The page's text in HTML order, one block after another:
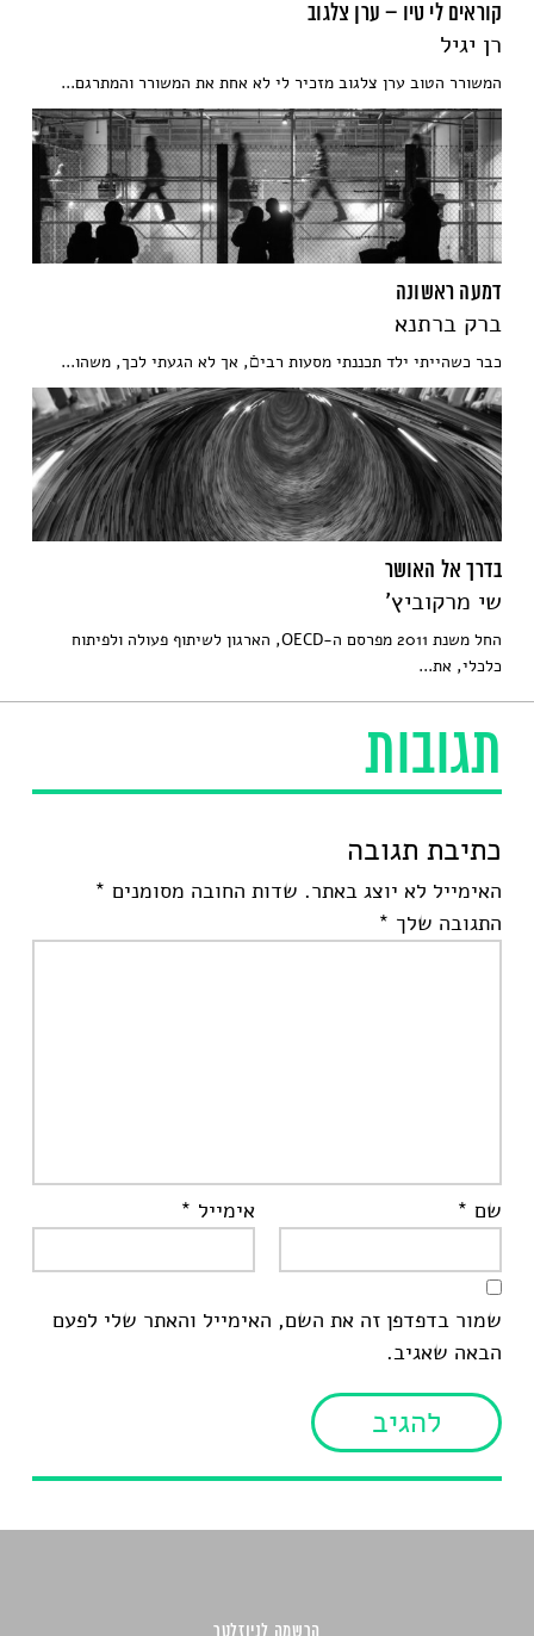
תגובות
כתיבת תגובה
האימייל לא יוצג באתר. שדות החובה מסומנים *
התגובה שלך *
שם * אימייל *
שמור בדפדפן זה את השם, האימייל והאתר שלי לפעם
הבאה שאגיב.
קוראים לי טיו – ערן צלגוב
רן יגיל
המשורר הטוב ערן צלגוב מזכיר לי לא אחת את המשורר והמתרגם...
דמעה ראשונה
ברק ברתנא
כבר כשהייתי ילד תכננתי מסעות רביםֿ, אך לא הגעתי לכך, משהו...
בדרך אל האושר
שי מרקוביץ'
החל משנת 2011 מפרסם ה-OECD, הארגון לשיתוף פעולה ולפיתוח
כלכלי, את...